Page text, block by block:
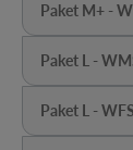
Paket M+ -
(Diese Option
Paket L -
(Diese Option
Paket L -
(Diese Option